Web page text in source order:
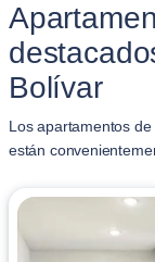
Bolívar
Los apartamentos
están